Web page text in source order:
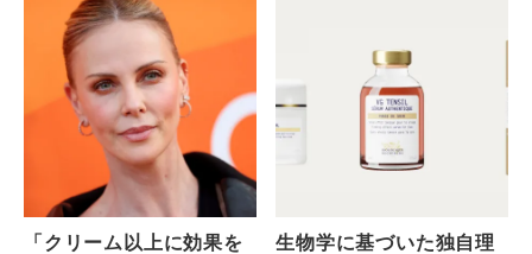
と隠された肌修復パワー
「クリーム以上に効果を
生物学に基づいた独自理